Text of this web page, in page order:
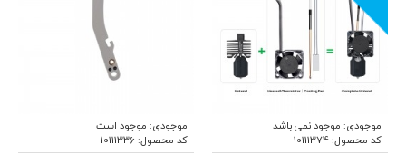
موجودی: موجود نمی باشد
کد محصول:10111374
موجودی: موجود است
کد محصول: 10111336